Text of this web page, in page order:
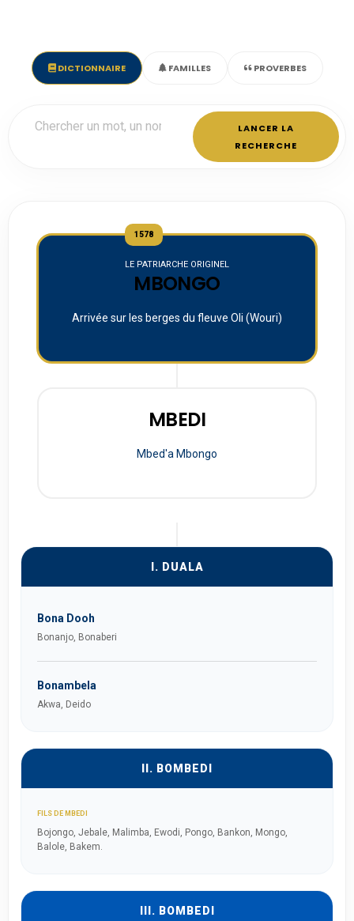
DICTIONNAIRE FAMILLES PROVERBES
LANCER LA
RECHERCHE
1578
LE PATRIARCHE ORIGINEL
MBONGO
Arrivée sur les berges du fleuve Oli (Wouri)
MBEDI
Mbed'a Mbongo
I. DUALA
Bona Dooh
Bonanjo, Bonaberi
Bonambela
Akwa, Deido
II. BOMBEDI
FILS DE MBEDI
Bojongo, Jebale, Malimba, Ewodi, Pongo, Bankon, Mongo,
Balole, Bakem.
III. BOMBEDI